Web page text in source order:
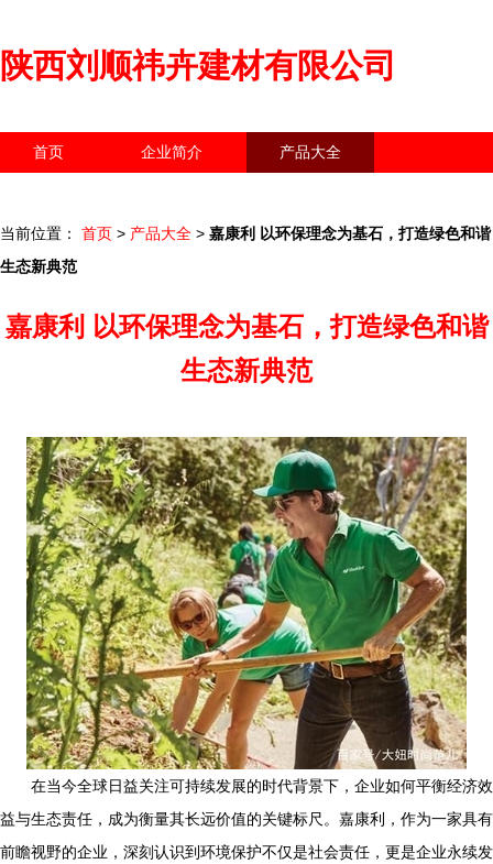
陕西刘顺祎卉建材有限公司
首页 企业简介 产品大全
当前位置： 首页 > 产品大全 > 嘉康利 以环保理念为基石，打造绿色和谐
生态新典范
嘉康利 以环保理念为基石，打造绿色和谐
生态新典范
在当今全球日益关注可持续发展的时代背景下，企业如何平衡经济效
益与生态责任，成为衡量其长远价值的关键标尺。嘉康利，作为一家具有
前瞻视野的企业，深刻认识到环境保护不仅是社会责任，更是企业永续发